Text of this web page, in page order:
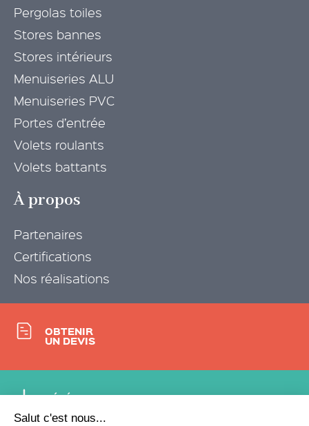
Salut c'est nous...
Pergolas toiles
Stores bannes
Stores intérieurs
Menuiseries ALU
Menuiseries PVC
Portes d’entrée
Volets roulants
Volets battants
À propos
Partenaires
Certifications
Nos réalisations
OBTENIR
UN DEVIS
TÉLÉCHARGER
PRODUIT